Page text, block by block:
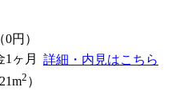
0円）
詳細・内見はこちら
1ヶ月
2 ）